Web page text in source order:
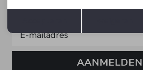
AANMELDEN
Terug